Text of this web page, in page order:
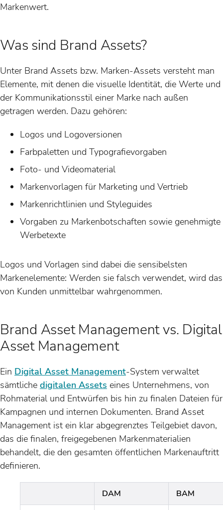
Markenwert.
Was sind Brand Assets?
Unter Brand Assets bzw. Marken-Assets versteht man
Elemente, mit denen die visuelle Identität, die Werte und
der Kommunikationsstil einer Marke nach außen
getragen werden. Dazu gehören:
Logos und Logoversionen
Farbpaletten und Typografievorgaben
Foto- und Videomaterial
Markenvorlagen für Marketing und Vertrieb
Markenrichtlinien und Styleguides
Vorgaben zu Markenbotschaften sowie genehmigte
Werbetexte
Logos und Vorlagen sind dabei die sensibelsten
Markenelemente: Werden sie falsch verwendet, wird das
von Kunden unmittelbar wahrgenommen.
Brand Asset Management vs. Digital
Asset Management
Ein Digital Asset Management-System verwaltet
sämtliche digitalen Assets eines Unternehmens, von
Rohmaterial und Entwürfen bis hin zu finalen Dateien für
Kampagnen und internen Dokumenten. Brand Asset
Management ist ein klar abgegrenztes Teilgebiet davon,
das die finalen, freigegebenen Markenmaterialien
behandelt, die den gesamten öffentlichen Markenauftritt
definieren.
DAM BAM